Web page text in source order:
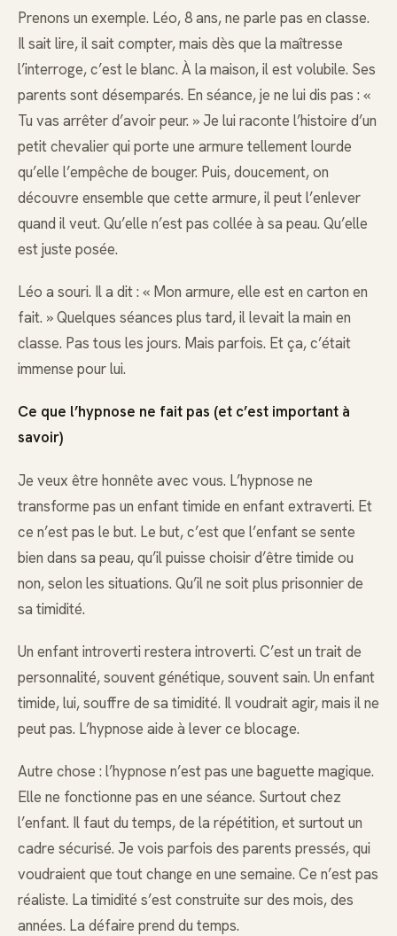
Prenons un exemple. Léo, 8 ans, ne parle pas en classe.
Il sait lire, il sait compter, mais dès que la maîtresse
l’interroge, c’est le blanc. À la maison, il est volubile. Ses
parents sont désemparés. En séance, je ne lui dis pas : «
Tu vas arrêter d’avoir peur. » Je lui raconte l’histoire d’un
petit chevalier qui porte une armure tellement lourde
qu’elle l’empêche de bouger. Puis, doucement, on
découvre ensemble que cette armure, il peut l’enlever
quand il veut. Qu’elle n’est pas collée à sa peau. Qu’elle
est juste posée.
Léo a souri. Il a dit : « Mon armure, elle est en carton en
fait. » Quelques séances plus tard, il levait la main en
classe. Pas tous les jours. Mais parfois. Et ça, c’était
immense pour lui.
Ce que l’hypnose ne fait pas (et c’est important à
savoir)
Je veux être honnête avec vous. L’hypnose ne
transforme pas un enfant timide en enfant extraverti. Et
ce n’est pas le but. Le but, c’est que l’enfant se sente
bien dans sa peau, qu’il puisse choisir d’être timide ou
non, selon les situations. Qu’il ne soit plus prisonnier de
sa timidité.
Un enfant introverti restera introverti. C’est un trait de
personnalité, souvent génétique, souvent sain. Un enfant
timide, lui, souffre de sa timidité. Il voudrait agir, mais il ne
peut pas. L’hypnose aide à lever ce blocage.
Autre chose : l’hypnose n’est pas une baguette magique.
Elle ne fonctionne pas en une séance. Surtout chez
l’enfant. Il faut du temps, de la répétition, et surtout un
cadre sécurisé. Je vois parfois des parents pressés, qui
voudraient que tout change en une semaine. Ce n’est pas
réaliste. La timidité s’est construite sur des mois, des
années. La défaire prend du temps.